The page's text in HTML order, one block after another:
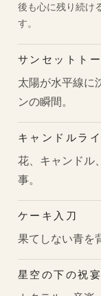
後も心に残り続け
す。
サンセットト
太陽が水平線に
ンの瞬間。
キャンドルラ
花、キャンドル
事。
ケーキ入刀
果てしない青を
星空の下の祝宴